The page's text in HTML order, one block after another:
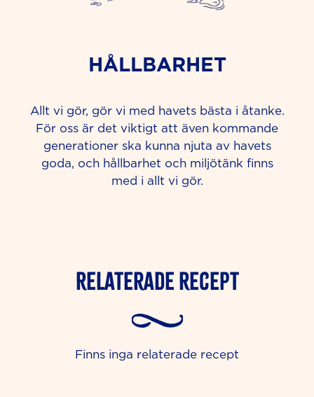
HÅLLBARHET
Allt vi gör, gör vi med havets bästa i åtanke.
För oss är det viktigt att även kommande
generationer ska kunna njuta av havets
goda, och hållbarhet och miljötänk finns
med i allt vi gör.
Relaterade Recept
Finns inga relaterade recept